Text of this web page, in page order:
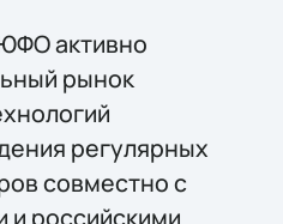
активно
рынок
регулярных
совместно с
российскими